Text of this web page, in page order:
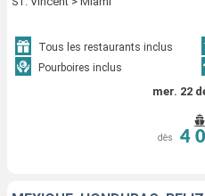
Tous les restaurants inclus
Pourboires inclus
mer. 22
dès 4